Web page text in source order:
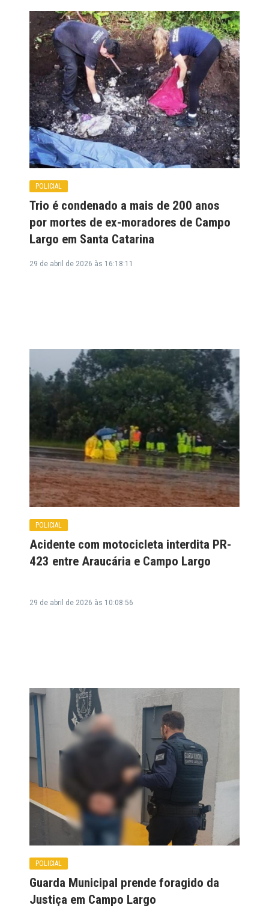
POLICIAL
Trio é condenado a mais de 200 anos
por mortes de ex-moradores de Campo
Largo em Santa Catarina
29 de abril de 2026 às 16:18:11
POLICIAL
Acidente com motocicleta interdita PR-
423 entre Araucária e Campo Largo
29 de abril de 2026 às 10:08:56
POLICIAL
Guarda Municipal prende foragido da
Justiça em Campo Largo